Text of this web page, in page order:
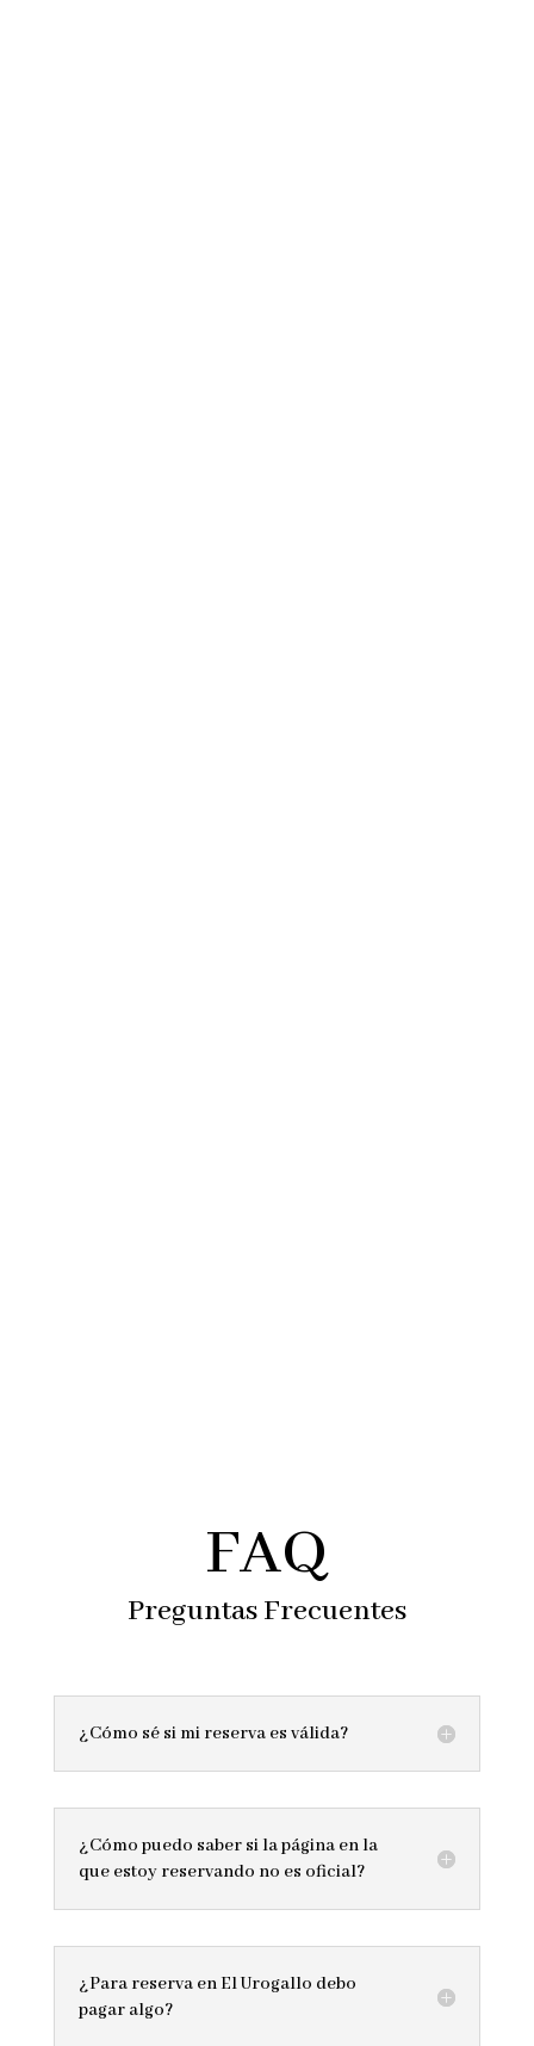
FAQ
Preguntas Frecuentes
¿Cómo sé si mi reserva es válida?
¿Cómo puedo saber si la página en la
que estoy reservando no es oficial?
¿Para reserva en El Urogallo debo
pagar algo?